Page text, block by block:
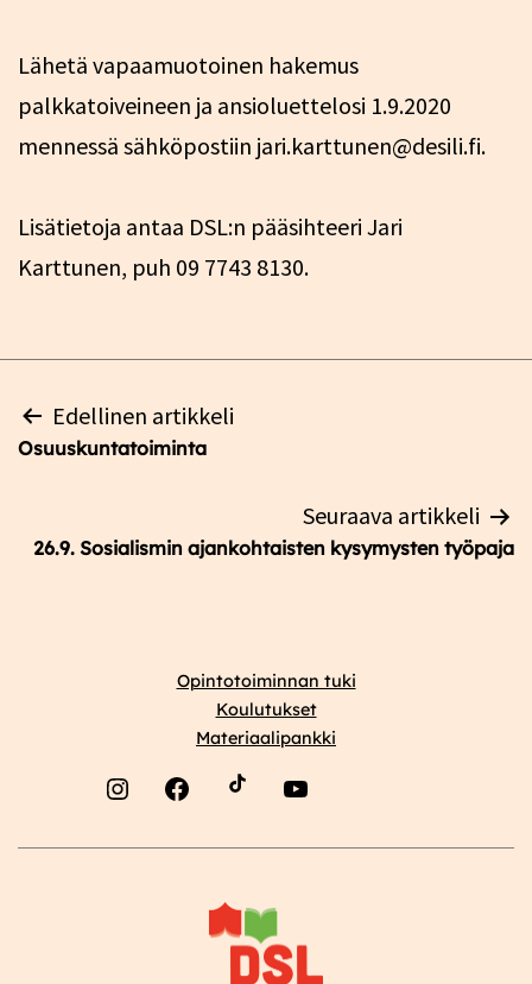
Lähetä vapaamuotoinen hakemus
palkkatoiveineen ja ansioluettelosi 1.9.2020
mennessä sähköpostiin jari.karttunen@desili.fi.
Lisätietoja antaa DSL:n pääsihteeri Jari
Karttunen, puh 09 7743 8130.
Artikkelien
selaus
Edellinen artikkeli
Osuuskuntatoiminta
Seuraava artikkeli
26.9. Sosialismin ajankohtaisten kysymysten työpaja
Opintotoiminnan tuki
Koulutukset
Materiaalipankki